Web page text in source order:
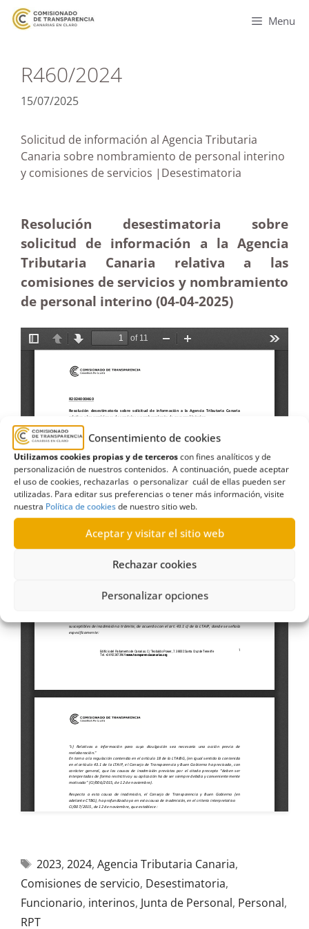
Consentimiento de cookies
Utilizamos cookies propias y de terceroscon fines analíticos y de
personalización de nuestros contenidos. A continuación, puede aceptar
el uso de cookies, rechazarlas o personalizar cuál de ellas pueden ser
utilizadas. Para editar sus preferencias o tener más información, visite
nuestra Política de cookiesde nuestro sitio web.
Aceptar y visitar el sitio web
Rechazar cookies
Personalizar opciones
Menu
R460/2024
15/07/2025
Solicitud de información al Agencia Tributaria
Canaria sobre nombramiento de personal interino
y comisiones de servicios |Desestimatoria
Resolución desestimatoria sobre
solicitud de información a la Agencia
Tributaria Canaria relativa a las
comisiones de servicios y nombramiento
de personal interino (04-04-2025)
2023, 2024, Agencia Tributaria Canaria,
Comisiones de servicio, Desestimatoria,
Funcionario, interinos, Junta de Personal, Personal,
RPT